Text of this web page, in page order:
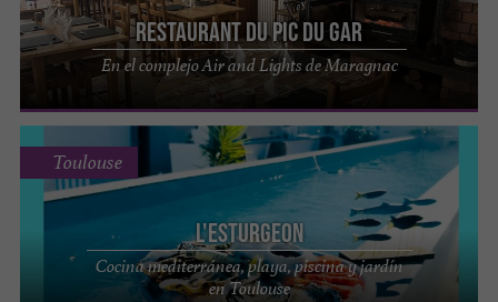
Restaurant du Pic du Gar
En el complejo Air and Lights de Maragnac
L'Esturgeon
Cocina mediterránea, playa, piscina y jardín
en Toulouse
Toulouse